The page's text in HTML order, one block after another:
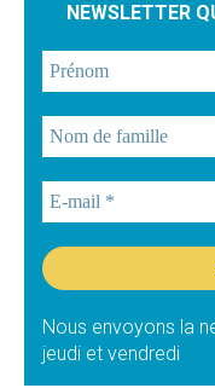
NEWSLETTER
Nous envoyons la
jeudi et vendredi